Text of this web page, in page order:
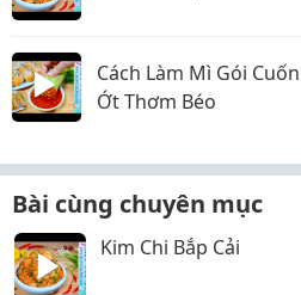
Cách Làm Mì Gói
Ớt Thơm Béo
Bài cùng chuyên mục
Kim Chi Bắp Cải